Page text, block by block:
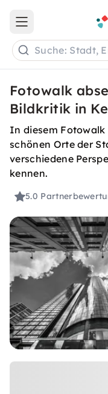
Open main menu
Suche: Stadt,
Fotowalk
Bildkritik in
In diesem
schönen Orte der
verschiedene
kennen.
5.0